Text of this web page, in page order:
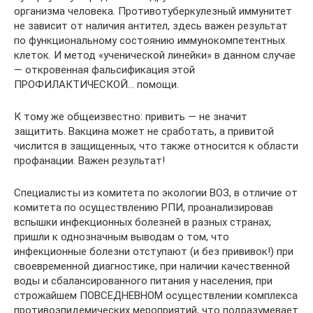
организма человека. Противотуберкулезный иммунитет
не зависит от наличия антител, здесь важен результат
по функциональному состоянию иммунокомпетентных
клеток. И метод «ученической линейки» в данном случае
— откровенная фальсификация этой
ПРОФИЛАКТИЧЕСКОЙ… помощи.
К тому же общеизвестно: привить — не значит
защитить. Вакцина может не сработать, а привитой
числится в защищенных, что также относится к области
профанации. Важен результат!
Специалисты из комитета по экологии ВОЗ, в отличие от
комитета по осуществлению РПИ, проанализировав
вспышки инфекционных болезней в разных странах,
пришли к однозначным выводам о том, что
инфекционные болезни отступают (и без прививок!) при
своевременной диагностике, при наличии качественной
воды и сбалансированного питания у населения, при
строжайшем ПОВСЕДНЕВНОМ осуществлении комплекса
противоэпидемических мероприятий, что подразумевает